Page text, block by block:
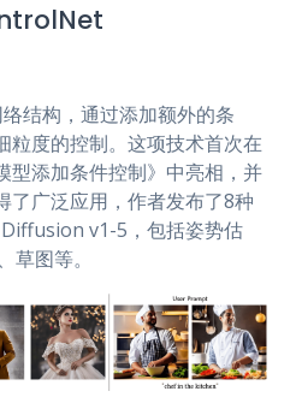
t
s
s
e
r
结构，通过添加额外的条
粒度的控制。这项技术首次在
型添加条件控制》中亮相，并
了广泛应用，作者发布了8种
v1-5，包括姿势估
图等。